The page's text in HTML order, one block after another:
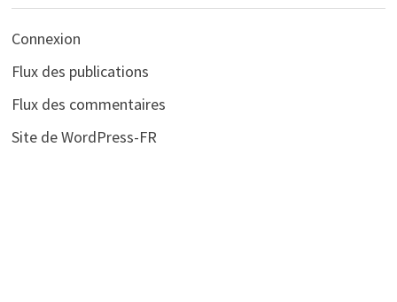
Connexion
Flux des publications
Flux des commentaires
Site de WordPress-FR